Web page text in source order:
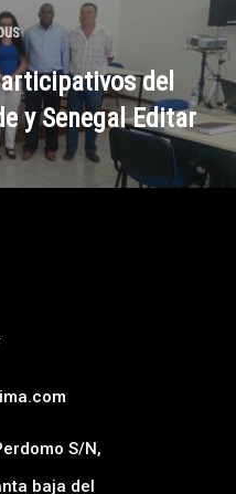
del
y Senegal Editar
S/N,
baja del